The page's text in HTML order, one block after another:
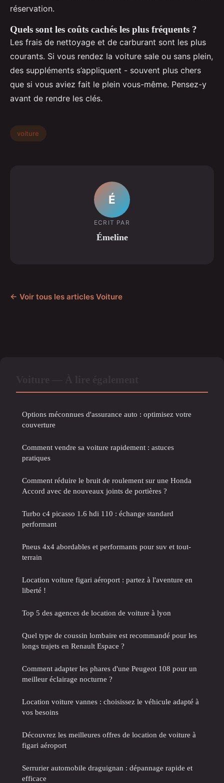
réservation.
Quels sont les coûts cachés les plus fréquents ?
Les frais de nettoyage et de carburant sont les plus
courants. Si vous rendez la voiture sale ou sans plein,
des suppléments s’appliquent - souvent plus chers
que si vous aviez fait le plein vous-même. Pensez-y
avant de rendre les clés.
voiture
É
ECRIT PAR
Émeline
← Voir tous les articles Voiture
Options méconnues d'assurance auto : optimisez votre
couverture
Comment vendre sa voiture rapidement : astuces
pratiques
Comment réduire le bruit de roulement sur une Honda
Accord avec de nouveaux joints de portières ?
Turbo c4 picasso 1.6 hdi 110 : échange standard
performant
Pneus 4x4 abordables et performants pour suv et tout-
terrain
Location voiture figari aéroport : partez à l'aventure en
liberté !
Top 5 des agences de location de voiture à lyon
Quel type de coussin lombaire est recommandé pour les
longs trajets en Renault Espace ?
Comment adapter les phares d'une Peugeot 108 pour un
meilleur éclairage nocturne ?
Location voiture vannes : choisissez le véhicule adapté à
vos besoins
Découvrez les meilleures offres de location de voiture à
figari aéroport
Serrurier automobile draguignan : dépannage rapide et
efficace